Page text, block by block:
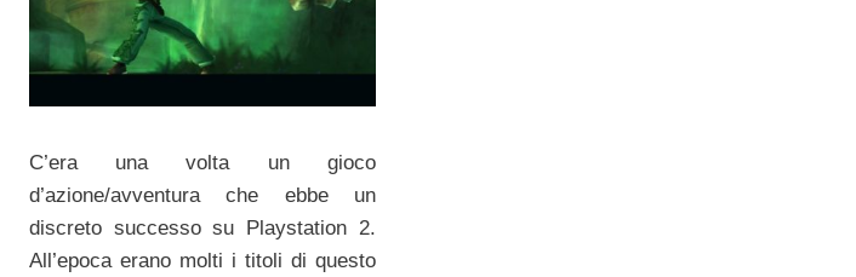
C’era una volta un gioco
d’azione/avventura che ebbe un
discreto successo su Playstation 2.
All’epoca erano molti i titoli di questo